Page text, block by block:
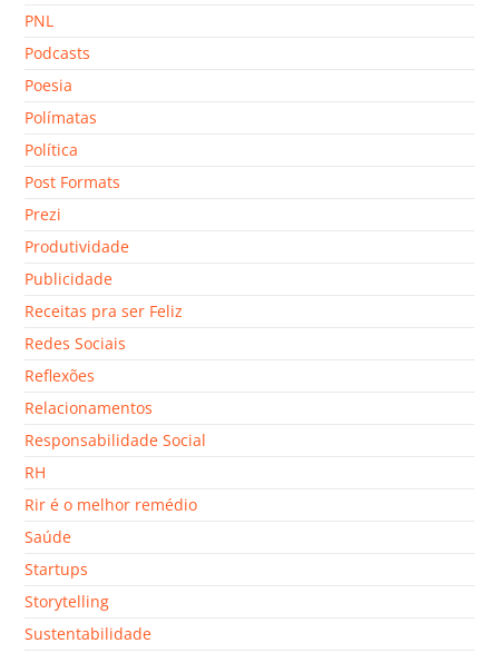
PNL
Podcasts
Poesia
Polímatas
Política
Post Formats
Prezi
Produtividade
Publicidade
Receitas pra ser Feliz
Redes Sociais
Reflexões
Relacionamentos
Responsabilidade Social
RH
Rir é o melhor remédio
Saúde
Startups
Storytelling
Sustentabilidade